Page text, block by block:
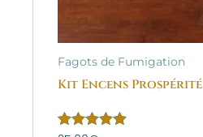
Fagots de Fumigation
Kit Encens Prospérité